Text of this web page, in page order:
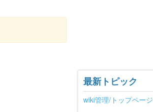
最新トピック
wiki管理/トップページ